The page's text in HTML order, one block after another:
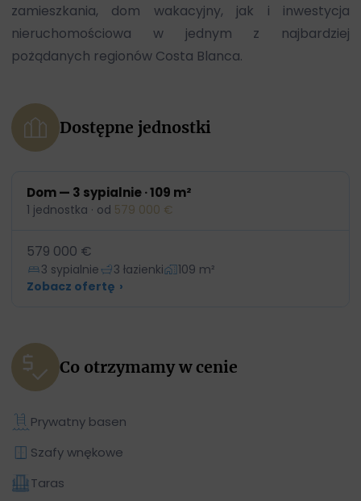
zamieszkania, dom wakacyjny, jak i inwestycja
nieruchomościowa w jednym z najbardziej
pożądanych regionów Costa Blanca.
Dostępne jednostki
Dom — 3 sypialnie · 109 m²
1 jednostka · od 579 000 €
579 000 €
3 sypialnie 3 łazienki
109 m²
Zobacz ofertę ›
Co otrzymamy w cenie
Prywatny basen
Szafy wnękowe
Taras